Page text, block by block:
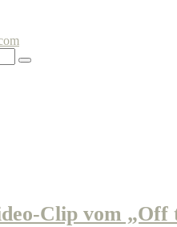
Clip vom „Off